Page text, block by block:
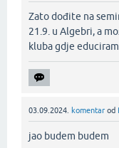
Zato dođite na
21.9. u Algebri, a
kluba gdje
03.09.2024. komentar od
jao budem budem‌